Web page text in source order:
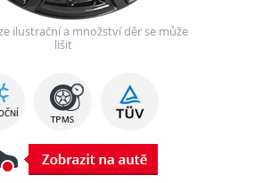
ilustrační a množství děr se může
lišit